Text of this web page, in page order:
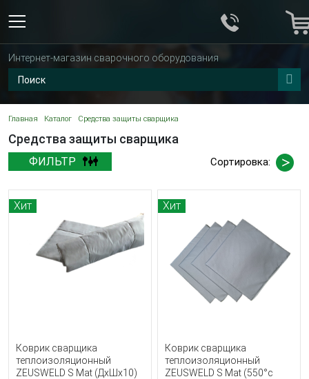
Интернет-магазин сварочного оборудования
Главная Каталог Средства защиты сварщика
Средства защиты сварщика
ФИЛЬТР Сортировка:
Хит
Коврик сварщика
теплоизоляционный
ZEUSWELD S Mat (ДxШх10)
Хит
Коврик сварщика
теплоизоляционный
ZEUSWELD S Mat (550°с